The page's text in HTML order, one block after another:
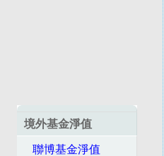
境外基金淨值
聯博基金淨值